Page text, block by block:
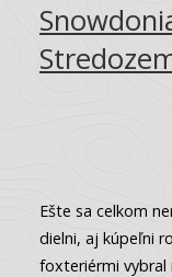
Ešte sa celkom
dielni, aj kúpeľni
foxteriérmi vybral